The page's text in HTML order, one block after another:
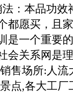
法：本品功
都愿买，且
是一个重要
会关系网是
售场所:人
点,各大工